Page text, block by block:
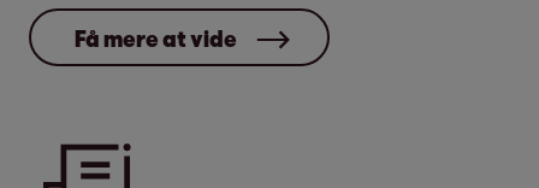
Få mere at vide